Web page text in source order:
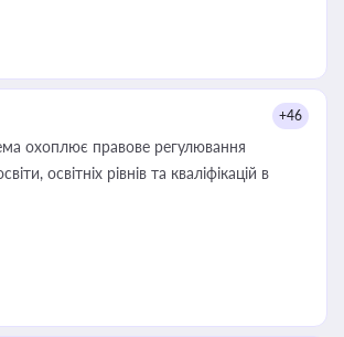
+46
охоплює правове регулювання
освітніх рівнів та кваліфікацій в